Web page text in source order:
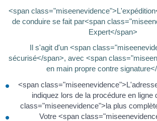
<span
de conduire se fait par<span
Expert</span>
Il s'agit d'un <span
sécurisé</span>, avec <span
en main propre contre
<span
indiquez lors de la procédure en ligne
class="miseenevidence">la plus
Votre <span